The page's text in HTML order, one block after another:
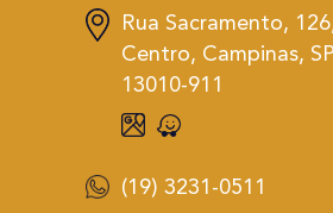
Rua Sacramento,
Centro, Campinas, SP
13010-911
(19) 3231-0511